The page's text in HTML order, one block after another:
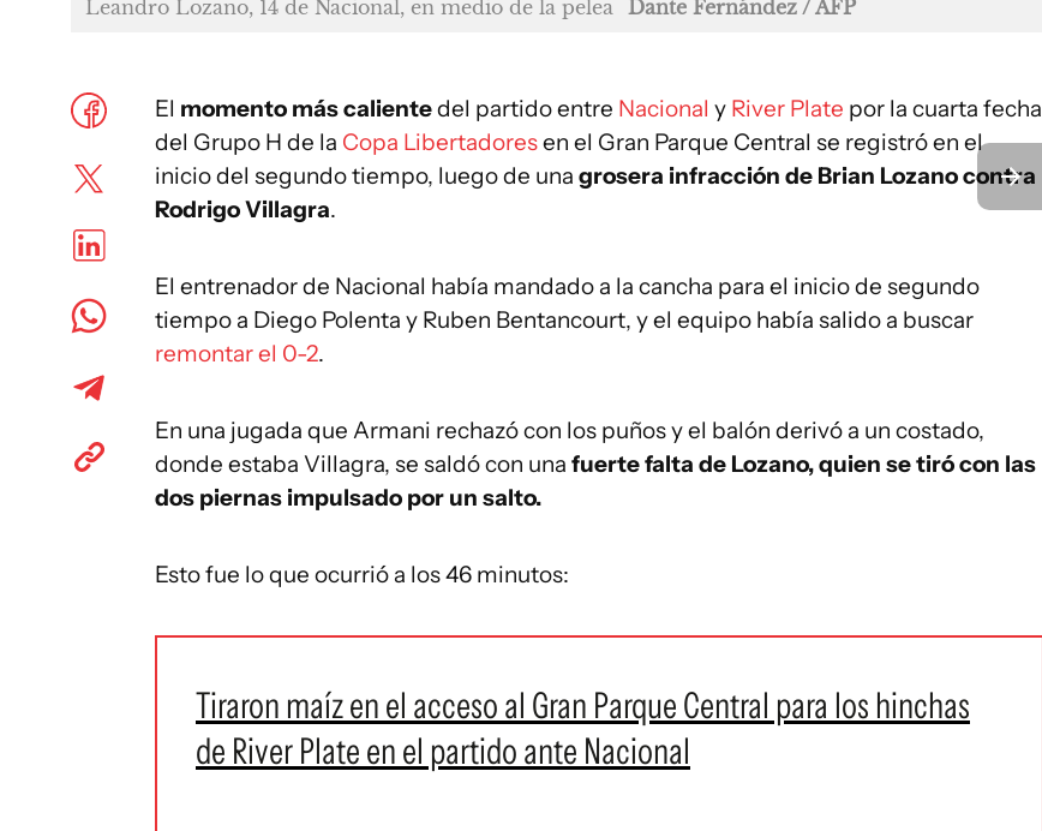
Leandro Lozano, 14 de Nacional, en medio de la pelea Dante Fernández / AFP
El momento más calientedel partido entre Nacional y River Plate por la cuarta fecha
del Grupo H de la Copa Libertadoresen el Gran Parque Central se registró en el
inicio del segundo tiempo, luego de una grosera infracción de Brian Lozano contra
Rodrigo Villagra.
El entrenador de Nacional había mandado a la cancha para el inicio de segundo
tiempo a Diego Polenta y Ruben Bentancourt, y el equipo había salido a buscar
remontar el 0-2.
En una jugada que Armani rechazó con los puños y el balón derivó a un costado,
donde estaba Villagra, se saldó con una fuerte falta de Lozano, quien se tiró con las
dos piernas impulsado por un salto.
Esto fue lo que ocurrió a los 46 minutos:
Tiraron maíz en el acceso al Gran Parque Central para los hinchas
de River Plate en el partido ante Nacional